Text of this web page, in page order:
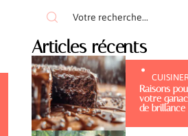
Articles récents
CUISINER
Raisons
votre
de brillance